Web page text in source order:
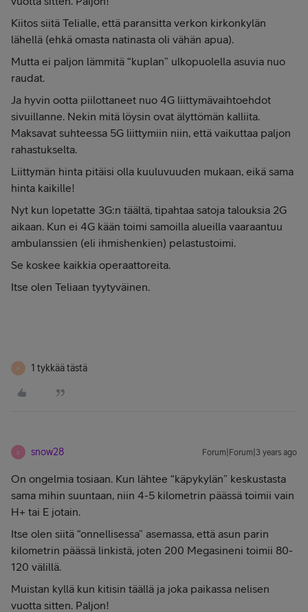
Kiitos siitä Telialle, että paransitta verkon kirkonkylän
lähellä (ehkä omasta natinasta oli vähän apua).
Mutta ei paljon lämmitä “kuplan” ulkopuolella asuvia nuo
raudat.
Ja hyvin ootta piilottaneet nuo 4G liittymävaihtoehdot
sivuillanne. Nekin mitä löysin ovat älyttömän kalliita.
Maksavat suhteessa 5G liittymiin niin, että vaikuttaa paljon
rahastukselta.
Liittymän hinta pitäisi olla kuuluvuuden mukaan, eikä sama
hinta kaikille!
Nyt kun lopetatte 3G:n täältä, tipahtaa satoja talouksia 2G
aikaan. Kun ei 4G kään toimi samoilla alueilla vaaraantuu
ambulanssien (eli ihmishenkien) pelastustoimi.
Se koskee kaikkia operaattoreita.
Itse olen Teliaan tyytyväinen.
P 1 tykkää tästä
S snow28 Forum|Forum|3 years ago
On ongelmia tosiaan. Kun lähtee “käpykylän” keskustasta
sama mihin suuntaan, niin 4-5 kilometrin päässä toimii vain
H+ tai E jotain.
Itse olen siitä “onnellisessa” asemassa, että asun parin
kilometrin päässä linkistä, joten 200 Megasineni toimii 80-
120 välillä.
Muistan kyllä kun kitisin täällä ja joka paikassa nelisen
vuotta sitten. Paljon!